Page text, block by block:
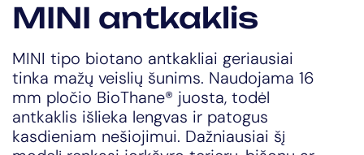
MINI antkaklis
MINI tipo biotano antkakliai geriausiai
tinka mažų veislių šunims. Naudojama 16
mm pločio BioThane® juosta, todėl
antkaklis išlieka lengvas ir patogus
kasdieniam nešiojimui. Dažniausiai šį